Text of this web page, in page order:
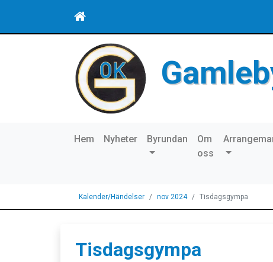
Hem Nyheter Byrundan
Om
oss
Kalender/Händelser nov 2024 Tisdagsgympa
Tisdagsgympa